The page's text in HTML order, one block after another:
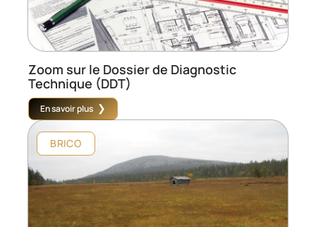
Zoom sur le Dossier de Diagnostic
Technique (DDT)
En savoir plus
BRICO